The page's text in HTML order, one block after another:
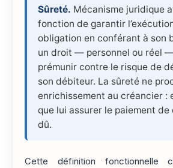
Sûreté. Mécanisme juridique
fonction de garantir
obligation en conférant à son
un droit — personnel ou réel
prémunir contre le risque de
son débiteur. La sûreté ne
enrichissement au créancier :
que lui assurer le paiement de
dû.
Cette définition fonctionnelle